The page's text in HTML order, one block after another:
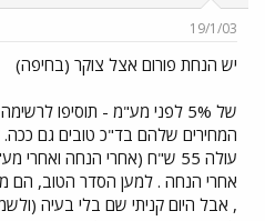
ש
א
ר
19/1/03
יש הנחת פורום אצל צוקר (בחיפה)
של 5% לפני מע"מ - תוסיפו
המחירים שלהם בד"כ טובים גם ככה.
, אבל היום קניתי שם בלי בעיה